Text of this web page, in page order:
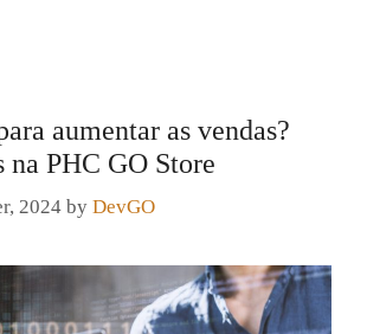
aumentar as vendas?
na PHC GO Store
2024 by DevGO